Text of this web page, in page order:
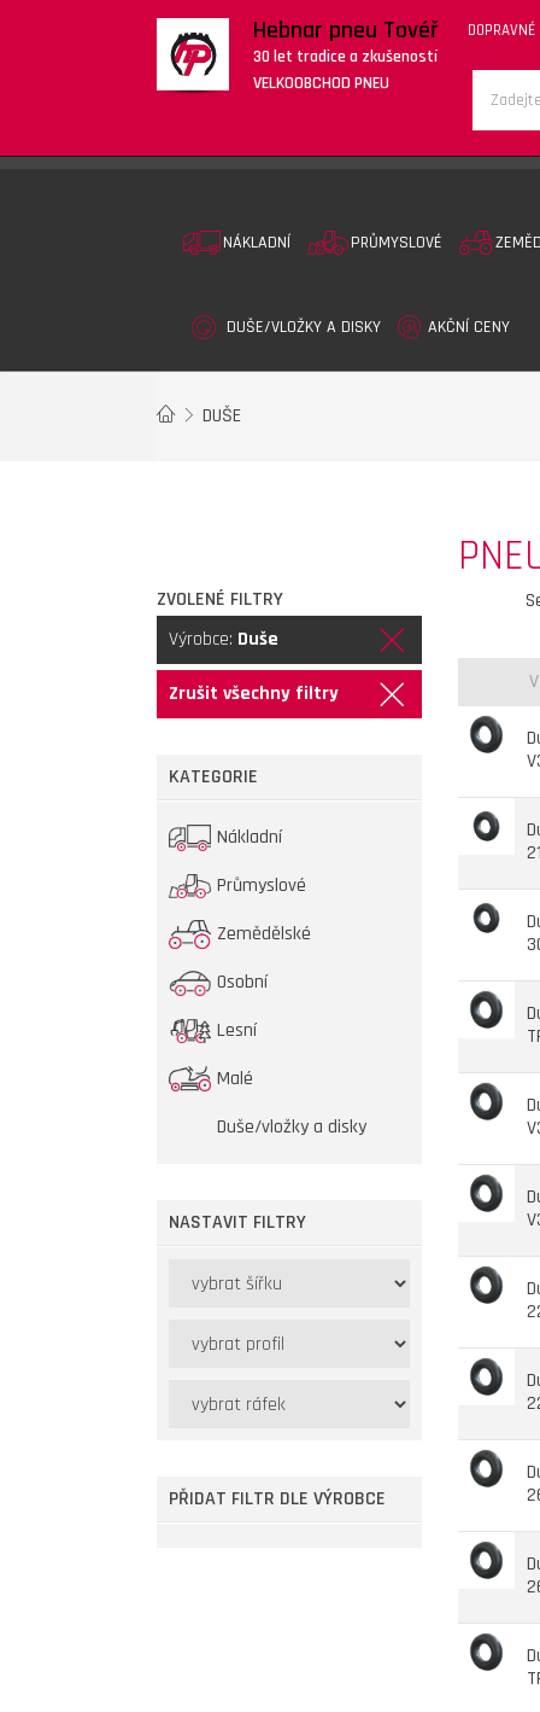
Hebnar pneu Tovéř
30 let tradice a zkušeností
VELKOOBCHOD PNEU
DOPRAVNÉ
NÁKLADNÍ PRŮMYSLOVÉ
DUŠE/VLOŽKY A DISKY AKČNÍ CENY
DUŠE
ZVOLENÉ FILTRY
Výrobce: Duše
Zrušit všechny filtry
KATEGORIE
Nákladní
Průmyslové
Zemědělské
Osobní
Lesní
Malé
Duše/vložky a disky
NASTAVIT FILTRY
PŘIDAT FILTR DLE VÝROBCE